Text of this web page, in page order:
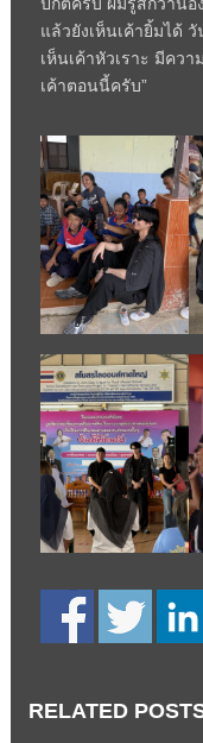
แล้วยังเห็นเค้ายิ้มได้
เห็นเค้าหัวเราะ มีคว
เค้าตอนนี้ครับ”
RELATED